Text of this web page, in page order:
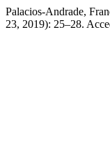
Palacios-Andrade,
23, 2019): 25–28.